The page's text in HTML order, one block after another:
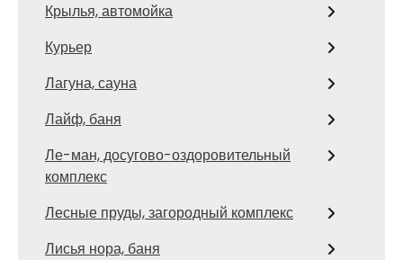
Крылья, автомойка
Курьер
Лагуна, сауна
Лайф, баня
Ле-ман, досугово-оздоровительный
комплекс
Лесные пруды, загородный комплекс
Лисья нора, баня